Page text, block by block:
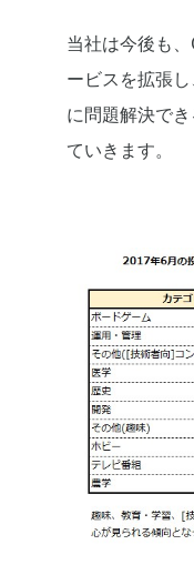
当社は今後も
ービスを拡張
に問題解決で
ていきます。